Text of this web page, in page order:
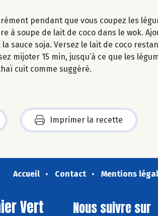
pendant que vous coupez les
à soupe de lait de coco dans le wok.
la sauce soja. Versez le lait de coco
mijoter 15 min, jusqu’à ce que les
cuit comme suggéré.
Imprimer la recette
Accueil Contact Mentions
Vert Nous suivre sur